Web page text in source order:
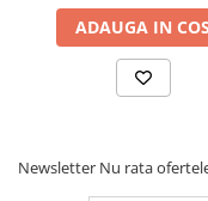
ADAUGA IN COS
Newsletter Nu rata